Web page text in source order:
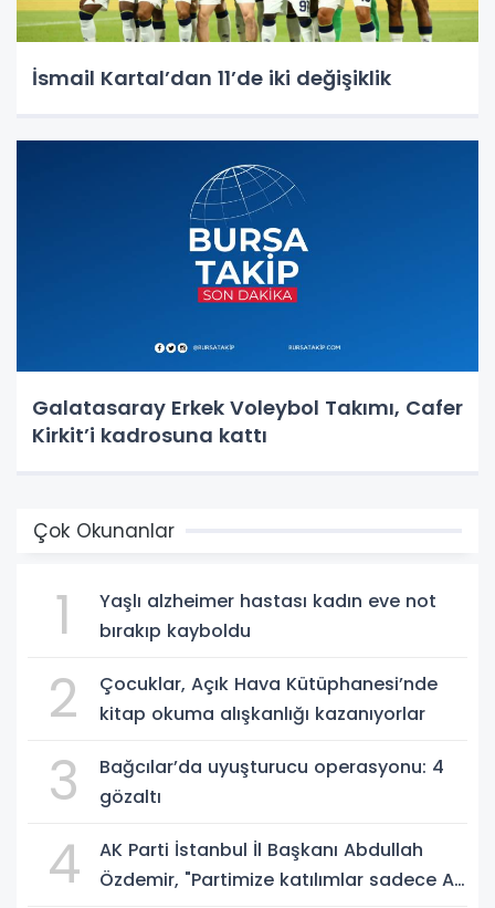
İsmail Kartal’dan 11’de iki değişiklik
Galatasaray Erkek Voleybol Takımı, Cafer
Kirkit’i kadrosuna kattı
Çok Okunanlar
1
Yaşlı alzheimer hastası kadın eve not
bırakıp kayboldu
2
Çocuklar, Açık Hava Kütüphanesi’nde
kitap okuma alışkanlığı kazanıyorlar
3
Bağcılar’da uyuşturucu operasyonu: 4
gözaltı
4
AK Parti İstanbul İl Başkanı Abdullah
Özdemir, "Partimize katılımlar sadece AK